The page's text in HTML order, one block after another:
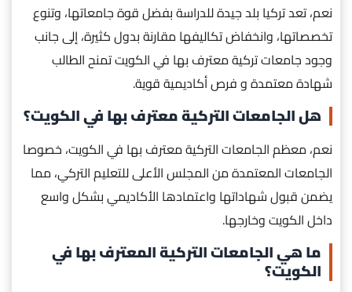
نعم، تعد تركيا بلد جيدة للدراسة بفضل قوة جامعاتها، وتنوع
تخصصاتها، وانخفاض تكاليفها مقارنة بدول كثيرة، إلى جانب
وجود جامعات تركية معترف بها في الكويت تمنح الطالب
شهادة معتمدة و فرص أكاديمية قوية.
هل الجامعات التركية معترف بها في الكويت؟
نعم، معظم الجامعات التركية معترف بها في الكويت، خصوصا
الجامعات المعتمدة من المجلس الأعلى للتعليم التركي، مما
يضمن قبول شهاداتها واعتمادها الأكاديمي بشكل واسع
داخل الكويت وخارجها.
ما هي الجامعات التركية المعترف بها في
الكويت؟